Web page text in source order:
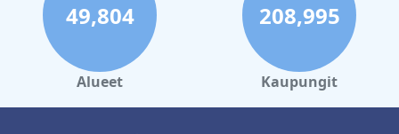
49,804
Alueet
208,995
Kaupungit